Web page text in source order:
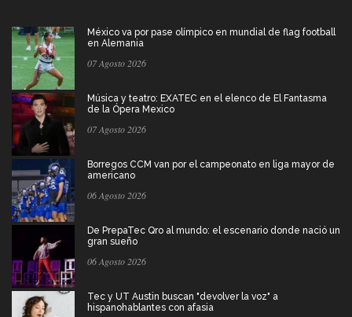
México va por pase olímpico en mundial de flag football
en Alemania
07 Agosto 2026
Música y teatro: EXATEC en el elenco de El Fantasma
de la Ópera Mexico
07 Agosto 2026
Borregos CCM van por el campeonato en liga mayor de
americano
06 Agosto 2026
De PrepaTec Qro al mundo: el escenario donde nació un
gran sueño
06 Agosto 2026
Tec y UT Austin buscan "devolver la voz" a
hispanohablantes con afasia